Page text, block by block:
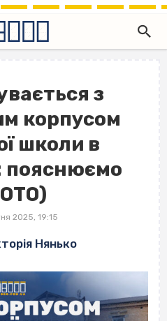
з
корпусом
школи в
пояснюємо
2025, 19:15
Нянько